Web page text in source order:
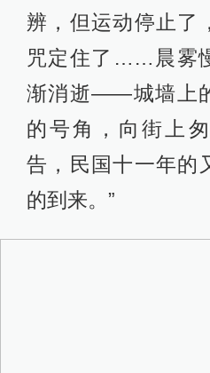
辨，但运动停止了
咒定住了……晨雾
渐消逝——城墙上
的号角，向街上
告，民国十一年的
的到来。”